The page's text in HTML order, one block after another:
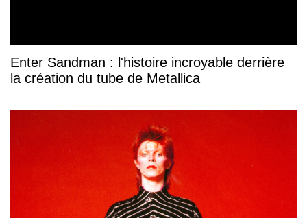
Enter Sandman : l'histoire incroyable derrière
la création du tube de Metallica